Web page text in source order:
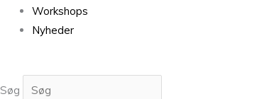
Workshops
Nyheder
Søg